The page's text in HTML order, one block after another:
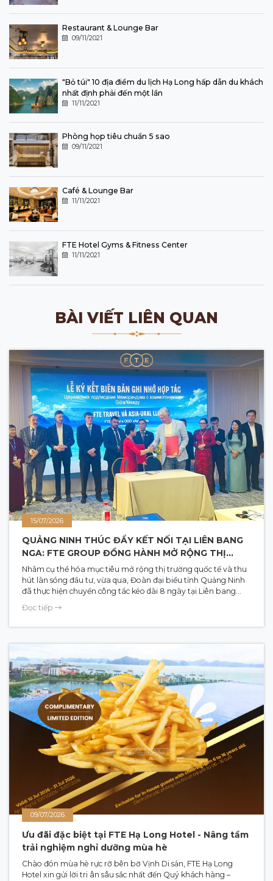
Restaurant & Lounge Bar
09/11/2021
"Bỏ túi" 10 địa điểm du lịch Hạ Long hấp dẫn du khách
nhất định phải đến một lần
11/11/2021
Phòng họp tiêu chuẩn 5 sao
09/11/2021
Café & Lounge Bar
11/11/2021
FTE Hotel Gyms & Fitness Center
11/11/2021
BÀI VIẾT LIÊN QUAN
15/07/2026
QUẢNG NINH THÚC ĐẨY KẾT NỐI TẠI LIÊN BANG
NGA: FTE GROUP ĐỒNG HÀNH MỞ RỘNG THỊ
TRƯỜNG ĐÔNG ÂU
Nhằm cụ thể hóa mục tiêu mở rộng thị trường quốc tế và thu
hút làn sóng đầu tư, vừa qua, Đoàn đại biểu tỉnh Quảng Ninh
đã thực hiện chuyến công tác kéo dài 8 ngày tại Liên bang
Nga để tổ chức chuỗi chương trình xúc tiến đầu tư, thương mại
và du lịch song phương. Đồng hành cùng Đoàn đại biểu tỉnh
Đọc tiếp
09/07/2026
Ưu đãi đặc biệt tại FTE Hạ Long Hotel - Nâng tầm
trải nghiệm nghỉ dưỡng mùa hè
Chào đón mùa hè rực rỡ bên bờ Vịnh Di sản, FTE Hạ Long
Hotel xin gửi lời tri ân sâu sắc nhất đến Quý khách hàng –